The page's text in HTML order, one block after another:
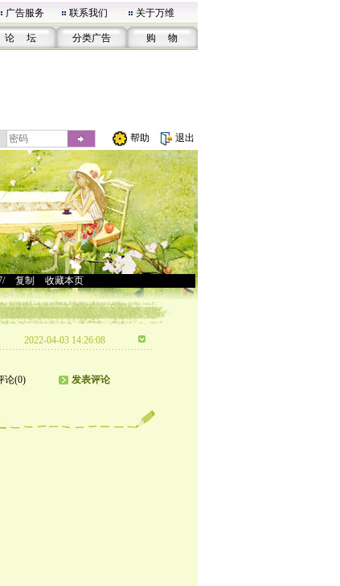
广告服务 联系我们 关于万维
论 坛 分类广告 购 物
帮助 退出
> 复制 收藏本页
2022-04-03 14:26:08
论(0) 发表评论